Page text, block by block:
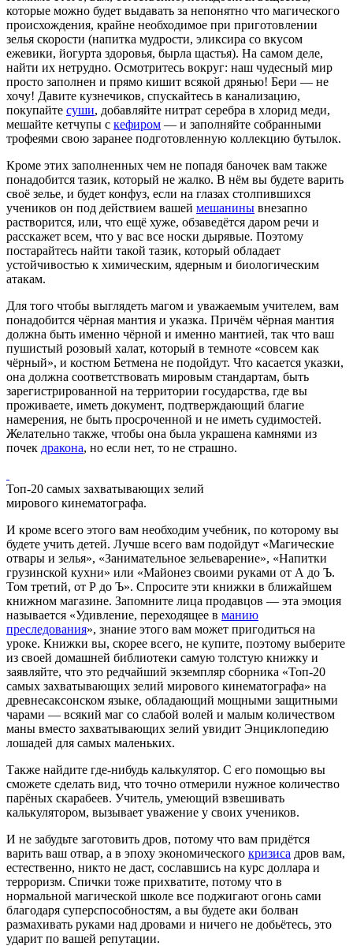
которые можно будет выдавать за непонятно что магического
происхождения, крайне необходимое при приготовлении
зелья скорости (напитка мудрости, эликсира со вкусом
ежевики, йогурта здоровья, бырла щастья). На самом деле,
найти их нетрудно. Осмотритесь вокруг: наш чудесный мир
просто заполнен и прямо кишит всякой дрянью! Бери — не
хочу! Давите кузнечиков, спускайтесь в канализацию,
покупайте суши, добавляйте нитрат серебра в хлорид меди,
мешайте кетчупы с кефиром — и заполняйте собранными
трофеями свою заранее подготовленную коллекцию бутылок.
Кроме этих заполненных чем не попадя баночек вам также
понадобится тазик, который не жалко. В нём вы будете варить
своё зелье, и будет конфуз, если на глазах столпившихся
учеников он под действием вашей мешанины внезапно
растворится, или, что ещё хуже, обзаведётся даром речи и
расскажет всем, что у вас все носки дырявые. Поэтому
постарайтесь найти такой тазик, который обладает
устойчивостью к химическим, ядерным и биологическим
атакам.
Для того чтобы выглядеть магом и уважаемым учителем, вам
понадобится чёрная мантия и указка. Причём чёрная мантия
должна быть именно чёрной и именно мантией, так что ваш
пушистый розовый халат, который в темноте «совсем как
чёрный», и костюм Бетмена не подойдут. Что касается указки,
она должна соответствовать мировым стандартам, быть
зарегистрированной на территории государства, где вы
проживаете, иметь документ, подтверждающий благие
намерения, не быть просроченной и не иметь судимостей.
Желательно также, чтобы она была украшена камнями из
почек дракона, но если нет, то не страшно.
Топ-20 самых захватывающих зелий
мирового кинематографа.
И кроме всего этого вам необходим учебник, по которому вы
будете учить детей. Лучше всего вам подойдут «Магические
отвары и зелья», «Занимательное зельеварение», «Напитки
грузинской кухни» или «Майонез своими руками от А до Ъ.
Том третий, от Р до Ъ». Спросите эти книжки в ближайшем
книжном магазине. Запомните лица продавцов — эта эмоция
называется «Удивление, переходящее в манию
преследования», знание этого вам может пригодиться на
уроке. Книжки вы, скорее всего, не купите, поэтому выберите
из своей домашней библиотеки самую толстую книжку и
заявляйте, что это редчайший экземпляр сборника «Топ-20
самых захватывающих зелий мирового кинематографа» на
древнесаксонском языке, обладающий мощными защитными
чарами — всякий маг со слабой волей и малым количеством
маны вместо захватывающих зелий увидит Энциклопедию
лошадей для самых маленьких.
Также найдите где-нибудь калькулятор. С его помощью вы
сможете сделать вид, что точно отмерили нужное количество
парёных скарабеев. Учитель, умеющий взвешивать
калькулятором, вызывает уважение у своих учеников.
И не забудьте заготовить дров, потому что вам придётся
варить ваш отвар, а в эпоху экономического кризиса дров вам,
естественно, никто не даст, сославшись на курс доллара и
терроризм. Спички тоже прихватите, потому что в
нормальной магической школе все поджигают огонь сами
благодаря суперспособностям, а вы будете аки болван
размахивать руками над дровами и ничего не добьётесь, это
ударит по вашей репутации.